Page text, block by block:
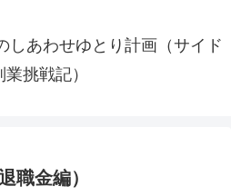
しあわせゆとり計画（サイド
業挑戦記）
職金編）